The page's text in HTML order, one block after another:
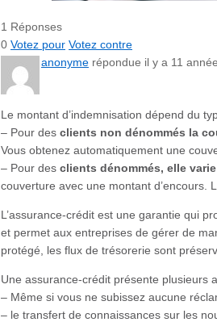
1 Réponses
0 Votez pour Votez contre
anonyme répondue il y a 11
Le montant d’indemnisation dépend du
– Pour des clients non dénommés la
Vous obtenez automatiquement une
– Pour des clients dénommés, elle
couverture avec une montant d’encours.
L’assurance-crédit est une garantie qui
et permet aux entreprises de gérer de
protégé, les flux de trésorerie sont
Une assurance-crédit présente plusieurs
– Même si vous ne subissez aucune
– le transfert de connaissances sur les